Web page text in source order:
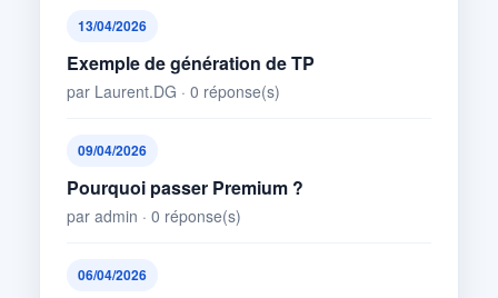
13/04/2026
Exemple de génération de TP
par Laurent.DG · 0 réponse(s)
09/04/2026
Pourquoi passer Premium ?
par admin · 0 réponse(s)
06/04/2026